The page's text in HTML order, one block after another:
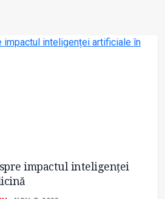
impactul inteligenței